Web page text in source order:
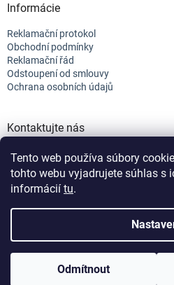
Tento web používa súbory
tohto webu vyjadrujete súhlas s
informácií tu.
Odmítnout
Vážení zákazníci, nabídku
konkrétní díl, kontaktujte nás,
Informácie
Reklamační protokol
Obchodní podmínky
Reklamační řád
Odstoupení od smlouvy
Ochrana osobních údajů
Kontaktujte nás
+421 944 682 154
info@efix.top
. Všechna práva
cookiesNastavenie | Úprava |